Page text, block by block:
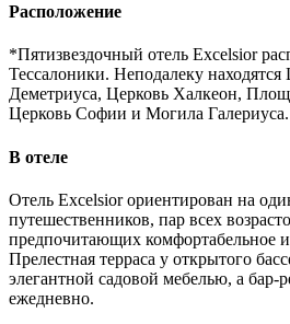
Расположение
*Пятизвездочный отель Excelsior
Тессалоники. Неподалеку находятся
Деметриуса, Церковь Халкеон,
Церковь Софии и Могила Галериуса.
В отеле
Отель Excelsior ориентирован на
путешественников, пар всех
предпочитающих комфортабельное
Прелестная терраса у открытого
элегантной садовой мебелью, а бар-
ежедневно.